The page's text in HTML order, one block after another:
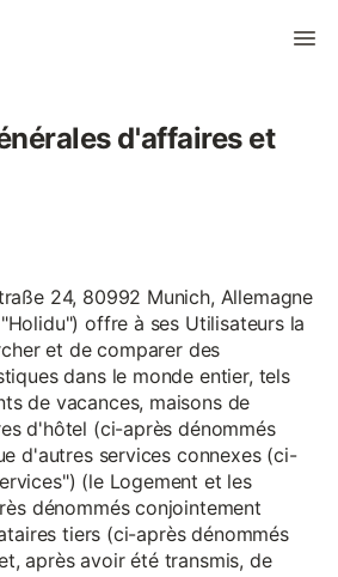
d'affaires et
24, 80992 Munich, Allemagne
offre à ses Utilisateurs la
et de comparer des
dans le monde entier, tels
de vacances, maisons de
d'hôtel (ci-après dénommés
d'autres services connexes (ci-
(le Logement et les
dénommés conjointement
tiers (ci-après dénommés
après avoir été transmis, de